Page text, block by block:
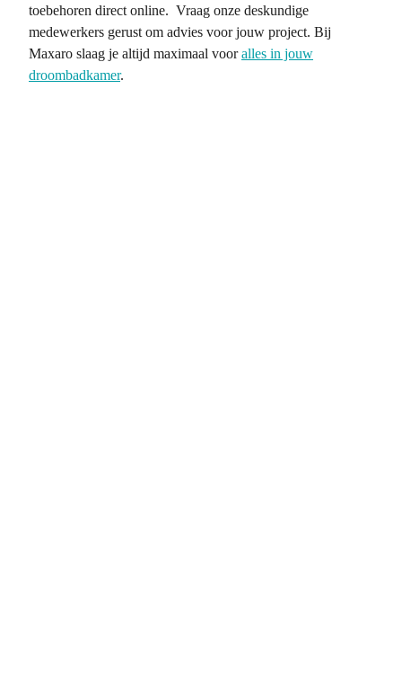
toebehoren direct online. Vraag onze deskundige
medewerkers gerust om advies voor jouw project. Bij
Maxaro slaag je altijd maximaal vooralles in jouw
droombadkamer.